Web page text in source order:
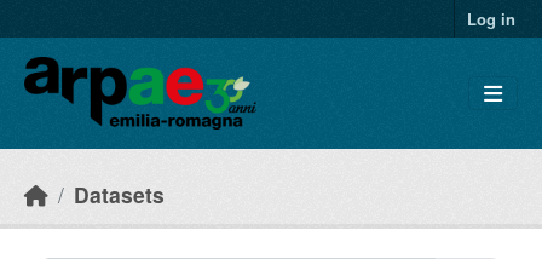
Log in
Datasets